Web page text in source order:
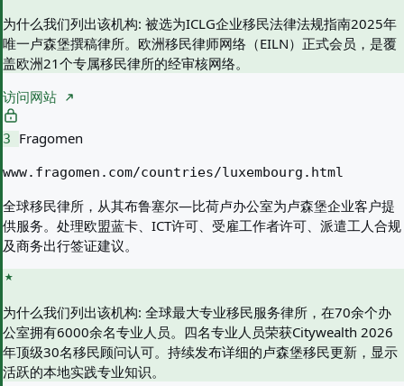
为什么我们列出该机构: 被选为ICLG企业移民法律法规指南2025年
唯一卢森堡撰稿律所。欧洲移民律师网络（EILN）正式会员，是覆
盖欧洲21个专属移民律所的经审核网络。
访问网站
3 Fragomen
www.fragomen.com/countries/luxembourg.html
全球移民律所，从其布鲁塞尔—比荷卢办公室为卢森堡企业客户提
供服务。处理欧盟蓝卡、ICT许可、受雇工作者许可、派遣工人合规
及商务出行签证建议。
为什么我们列出该机构: 全球最大专业移民服务律所，在70余个办
公室拥有6000余名专业人员。四名专业人员荣获Citywealth 2026
年顶级30名移民顾问认可。持续发布详细的卢森堡移民更新，显示
活跃的本地实践专业知识。